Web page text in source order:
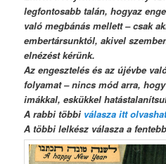
legfontosabb talán, hogyaz
való megbánás mellett – csak
embertársunktól, akivel
elnézést kérünk.
Az engesztelés és az újévbe
folyamat – nincs mód arra,
imákkal, eskükkel
A rabbi többi válasza itt
A többi lelkész válasza a